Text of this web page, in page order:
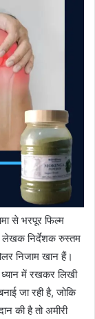
से भरपूर फिल्म
लेखक निर्देशक रुस्तम
निजाम खान हैं।
ध्यान में रखकर लिखी
जा रही है, जोकि
की है तो अमीरी